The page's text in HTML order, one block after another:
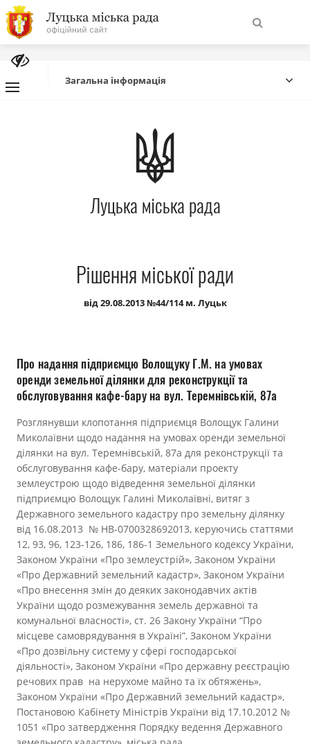
На
головну
Про місто
Міська влада
Міська рада
Публічна інформація
Документи
Загальна інформація
Луцька міська рада
Рішення міської ради
від 29.08.2013 №44/114 м. Луцьк
Про надання підприємцю Волощуку Г.М. на умовах
оренди земельної ділянки для реконструкції та
обслуговування кафе-бару на вул. Теремнівській, 87а
Розглянувши клопотання підприємця Волощук Галини
Миколаївни щодо надання на умовах оренди земельної
ділянки на вул. Теремнівській, 87а для реконструкції та
обслуговування кафе-бару, матеріали проекту
землеустрою щодо відведення земельної ділянки
підприємцю Волощук Галині Миколаївні, витяг з
Державного земельного кадастру про земельну ділянку
від 16.08.2013 № НВ-0700328692013, керуючись статтями
12, 93, 96, 123-126, 186, 186-1 Земельного кодексу України,
Законом України «Про землеустрій», Законом України
«Про Державний земельний кадастр», Законом України
«Про внесення змін до деяких законодавчих актів
України щодо розмежування земель державної та
комунальної власності», ст. 26 Закону України “Про
місцеве самоврядування в Україні”, Законом України
«Про дозвільну систему у сфері господарської
діяльності», Законом України «Про державну реєстрацію
речових прав на нерухоме майно та їх обтяжень»,
Законом України «Про Державний земельний кадастр»,
Постановою Кабінету Міністрів України від 17.10.2012 №
1051 «Про затвердження Порядку ведення Державного